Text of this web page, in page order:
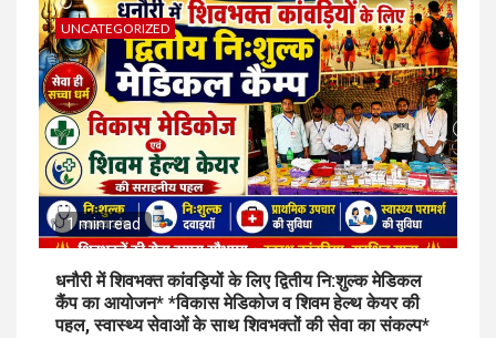
UNCATEGORIZED
1 min read
धनौरी में शिवभक्त कांवड़ियों के लिए द्वितीय नि:शुल्क मेडिकल
कैंप का आयोजन* *विकास मेडिकोज व शिवम हेल्थ केयर की
पहल, स्वास्थ्य सेवाओं के साथ शिवभक्तों की सेवा का संकल्प*